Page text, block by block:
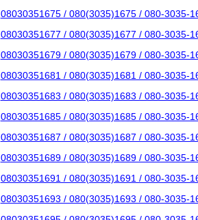
08030351675 / 080(3035)1675 / 080-3035-
08030351677 / 080(3035)1677 / 080-3035-
08030351679 / 080(3035)1679 / 080-3035-
08030351681 / 080(3035)1681 / 080-3035-
08030351683 / 080(3035)1683 / 080-3035-
08030351685 / 080(3035)1685 / 080-3035-
08030351687 / 080(3035)1687 / 080-3035-
08030351689 / 080(3035)1689 / 080-3035-
08030351691 / 080(3035)1691 / 080-3035-
08030351693 / 080(3035)1693 / 080-3035-